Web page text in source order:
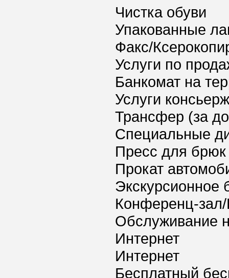
Чистка обуви
Упакованные
Факс/
Услуги по
Банкомат на
Услуги
Трансфер (за
Специальные
Пресс для брюк
Прокат
Экскурсионное
Конференц-
Обслуживание
Интернет
Интернет
Бесплатный